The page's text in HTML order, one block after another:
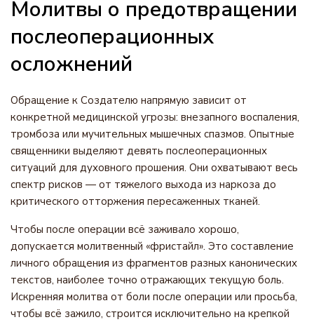
Молитвы о предотвращении
послеоперационных
осложнений
Обращение к Создателю напрямую зависит от
конкретной медицинской угрозы: внезапного воспаления,
тромбоза или мучительных мышечных спазмов. Опытные
священники выделяют девять послеоперационных
ситуаций для духовного прошения. Они охватывают весь
спектр рисков — от тяжелого выхода из наркоза до
критического отторжения пересаженных тканей.
Чтобы после операции всё заживало хорошо,
допускается молитвенный «фристайл». Это составление
личного обращения из фрагментов разных канонических
текстов, наиболее точно отражающих текущую боль.
Искренняя молитва от боли после операции или просьба,
чтобы всё зажило, строится исключительно на крепкой